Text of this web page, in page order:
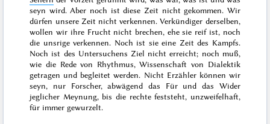
seyn wird. Aber noch ist diese Zeit nicht gekommen. Wir
dürfen unsere Zeit nicht verkennen. Verkündiger derselben,
wollen wir ihre Frucht nicht brechen, ehe sie reif ist, noch
die unsrige verkennen. Noch ist sie eine Zeit des Kampfs.
Noch ist des Untersuchens Ziel nicht erreicht; noch muß,
wie die Rede von Rhythmus, Wissenschaft von Dialektik
getragen und begleitet werden. Nicht Erzähler können wir
seyn, nur Forscher, abwägend das Für und das Wider
jeglicher Meynung, bis die rechte feststeht, unzweifelhaft,
für immer gewurzelt.